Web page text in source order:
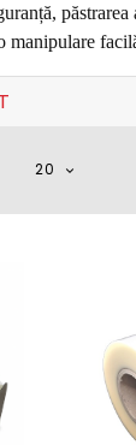
manipulare
20